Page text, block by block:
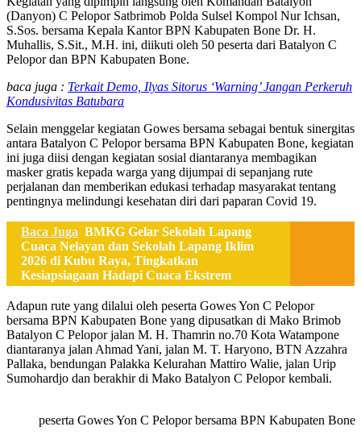
(Danyon) C Pelopor Satbrimob Polda Sulsel Kompol Nur Ichsan,
S.Sos. bersama Kepala Kantor BPN Kabupaten Bone Dr. H.
Muhallis, S.Sit., M.H. ini, diikuti oleh 50 peserta dari Batalyon C
Pelopor dan BPN Kabupaten Bone.
baca juga : Terkait Demo, Ilyas Sitorus ‘Warning’ Jangan Perkeruh
Kondusivitas Batubara
Selain menggelar kegiatan Gowes bersama sebagai bentuk sinergitas
antara Batalyon C Pelopor bersama BPN Kabupaten Bone, kegiatan
ini juga diisi dengan kegiatan sosial diantaranya membagikan
masker gratis kepada warga yang dijumpai di sepanjang rute
perjalanan dan memberikan edukasi terhadap masyarakat tentang
pentingnya melindungi kesehatan diri dari paparan Covid 19.
Baca Juga BMKG Gelar Sekolah Lapang
Cuaca Nelayan dan Sekolah Lapang Iklim
2026 di Kubu Raya, Tingkatkan
Kesiapsiagaan Hadapi Cuaca Ekstrem
Adapun rute yang dilalui oleh peserta Gowes Yon C Pelopor
bersama BPN Kabupaten Bone yang dipusatkan di Mako Brimob
Batalyon C Pelopor jalan M. H. Thamrin no.70 Kota Watampone
diantaranya jalan Ahmad Yani, jalan M. T. Haryono, BTN Azzahra
Pallaka, bendungan Palakka Kelurahan Mattiro Walie, jalan Urip
Sumohardjo dan berakhir di Mako Batalyon C Pelopor kembali.
peserta Gowes Yon C Pelopor bersama BPN Kabupaten Bone